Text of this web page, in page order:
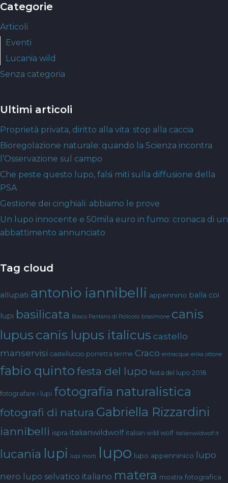
Categorie
Articoli
Eventi
Lucania wild
Senza categoria
Ultimi articoli
Proprietà privata, diritto alla vita: stop alla caccia
Bioregolazione naturale: quando la Scienza incontra
l’Osservazione sul campo
Che peste questo lupo, falsi miti sulla diffusione della
PSA
Gestione dei cinghiali: abbiamo le prove
Un lupo innocente e 50mila euro in fumo: cronaca di un
abbattimento annunciato
Tag cloud
allupati antonio iannibelli appennino balla coi
lupi basilicata Bosco Pantano di Policoro brasimone canis
lupus canis lupus italicus castello
manservisi castelluccio porretta terme Craco entracque erika ottone
fabio quinto festa del lupo festa del lupo 2018
fotografare i lupi fotografia naturalistica
fotografi di natura Gabriella Rizzardini
iannibelli ispra italianwildwolf italian wild wolf italianwildwolf.it
lucania lupi lupi morti lupo lupo appenninico lupo
nero lupo selvatico italiano matera mostra fotografica